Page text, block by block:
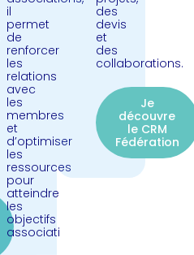
il
permet
de
renforcer
les
relations
avec
les
membres
et
d’optimiser
les
ressources
pour
atteindre
les
objectifs
associati
des
devis
et
des
collaborations.
Je
découvre
le CRM
Fédération